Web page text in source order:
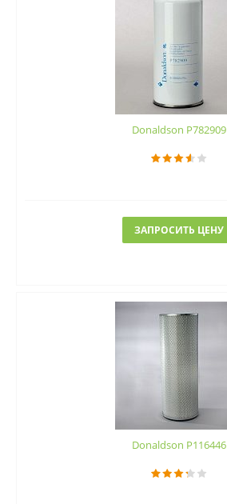
Donaldson P782909
ЗАПРОСИТЬ ЦЕНУ
Donaldson P116446